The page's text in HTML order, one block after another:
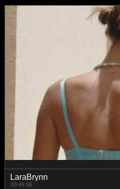
LaraBrynn
00:48:55